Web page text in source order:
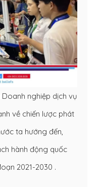
nghiệp dịch vụ
về chiến lược phát
ta hướng đến,
hành động quốc
2021-2030 .